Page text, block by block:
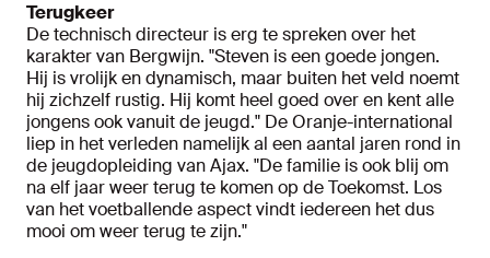
Terugkeer
De technisch directeur is erg te spreken over het
karakter van Bergwijn. "Steven is een goede jongen.
Hij is vrolijk en dynamisch, maar buiten het veld noemt
hij zichzelf rustig. Hij komt heel goed over en kent alle
jongens ook vanuit de jeugd." De Oranje-international
liep in het verleden namelijk al een aantal jaren rond in
de jeugdopleiding van Ajax. "De familie is ook blij om
na elf jaar weer terug te komen op de Toekomst. Los
van het voetballende aspect vindt iedereen het dus
mooi om weer terug te zijn."